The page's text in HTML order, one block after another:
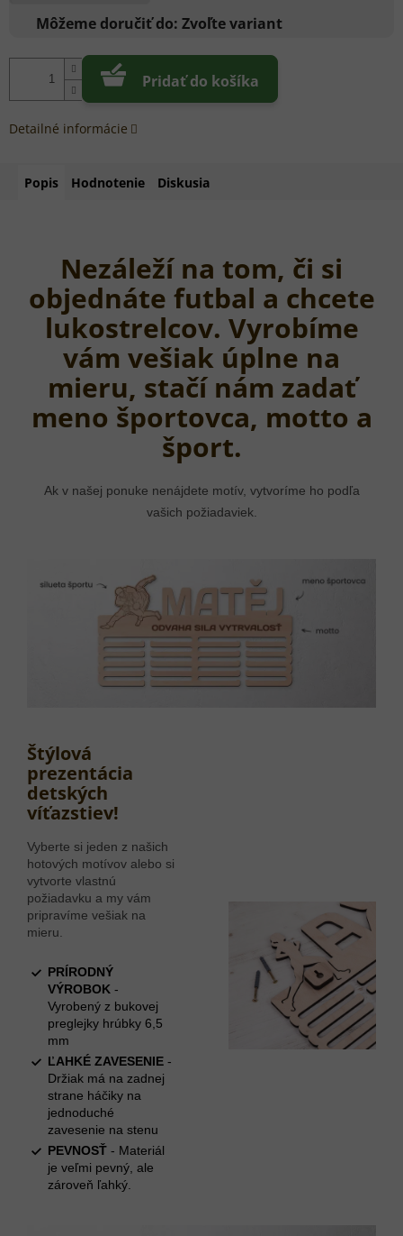
Môžeme doručiť do: Zvoľte variant
Pridať do košíka
Detailné informácie
Popis Hodnotenie Diskusia
Nezáleží na tom, či si
objednáte futbal a chcete
lukostrelcov. Vyrobíme
vám vešiak úplne na
mieru, stačí nám zadať
meno športovca, motto a
šport.
Ak v našej ponuke nenájdete motív, vytvoríme ho podľa
vašich požiadaviek.
Štýlová
prezentácia
detských
víťazstiev!
Vyberte si jeden z našich
hotových motívov alebo si
vytvorte vlastnú
požiadavku a my vám
pripravíme vešiak na
mieru.
PRÍRODNÝ
VÝROBOK -
Vyrobený z bukovej
preglejky hrúbky 6,5
mm
ĽAHKÉ ZAVESENIE -
Držiak má na zadnej
strane háčiky na
jednoduché
zavesenie na stenu
PEVNOSŤ - Materiál
je veľmi pevný, ale
zároveň ľahký.